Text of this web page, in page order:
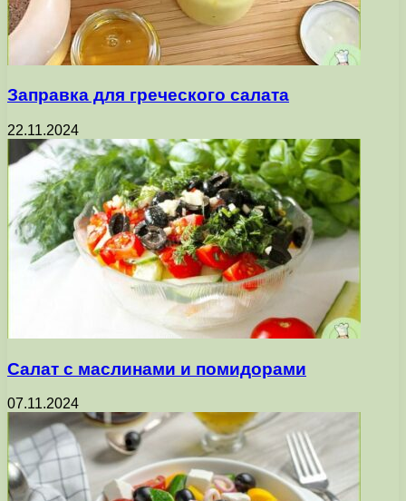
Заправка для греческого салата
22.11.2024
Салат с маслинами и помидорами
07.11.2024